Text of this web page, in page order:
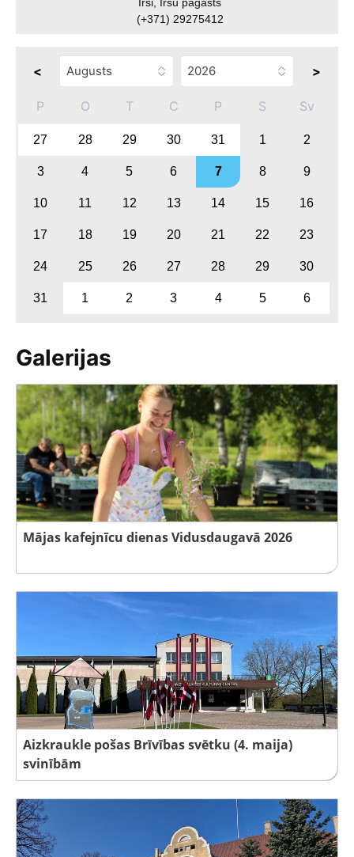
(+371) 29275412
< >
P O T C P S Sv
27 28 29 30 31 1 2
3 4 5 6 7 8 9
10 11 12 13 14 15 16
17 18 19 20 21 22 23
24 25 26 27 28 29 30
31 1 2 3 4 5 6
Galerijas
Mājas kafejnīcu dienas Vidusdaugavā 2026
Aizkraukle pošas Brīvības svētku (4. maija)
svinībām